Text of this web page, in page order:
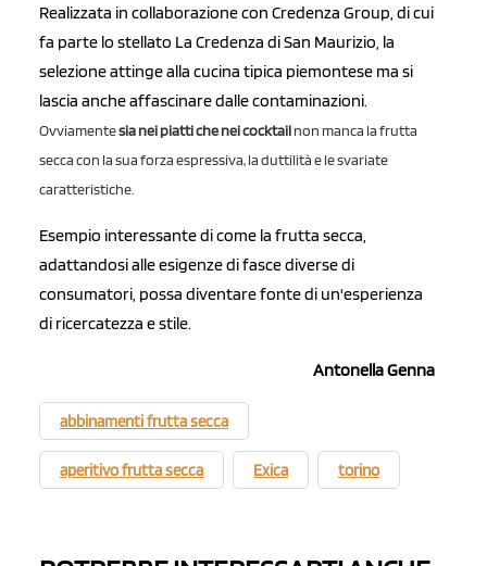
Realizzata in collaborazione con Credenza Group, di cui
fa parte lo stellato La Credenza di San Maurizio, la
selezione attinge alla cucina tipica piemontese ma si
lascia anche affascinare dalle contaminazioni.
Ovviamentesia nei piatti che nei cocktailnon manca la frutta
secca con la sua forza espressiva, la duttilità e le svariate
caratteristiche.
Esempio interessante di come la frutta secca,
adattandosi alle esigenze di fasce diverse di
consumatori, possa diventare fonte di un'esperienza
di ricercatezza e stile.
Antonella Genna
abbinamenti frutta secca
aperitivo frutta secca Exica torino